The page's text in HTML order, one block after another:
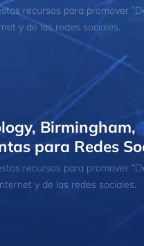
recursos para promover
y de las redes sociales.
Birmingham,
para Redes
recursos para promover
y de las redes sociales.